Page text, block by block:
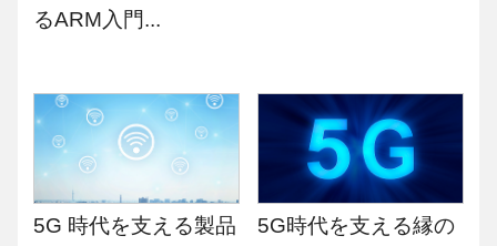
るARM入門...
5G 時代を支える製品
5G時代を支える縁の